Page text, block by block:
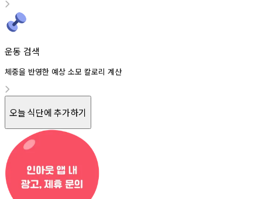
운동 검색
체중을 반영한 예상 소모 칼로리 계산
오늘 식단에 추가하기